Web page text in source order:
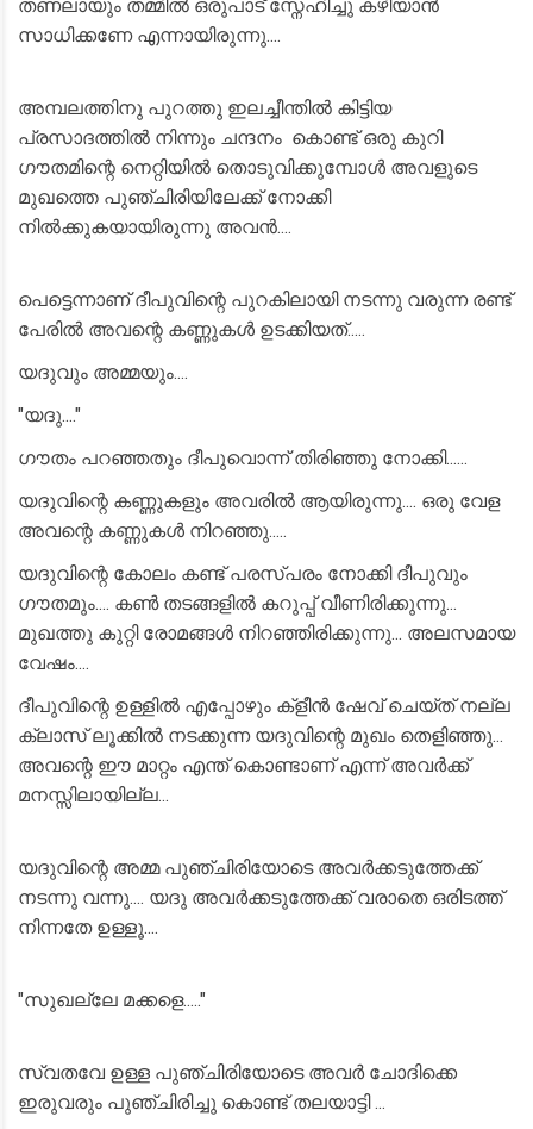
തണലായും തമ്മിൽ ഒരുപാട് സ്നേഹിച്ചു കഴിയാൻ
സാധിക്കണേ എന്നായിരുന്നു....
അമ്പലത്തിനു പുറത്തു ഇലച്ചീന്തിൽ കിട്ടിയ
പ്രസാദത്തിൽ നിന്നും ചന്ദനം കൊണ്ട് ഒരു കുറി
ഗൗതമിന്റെ നെറ്റിയിൽ തൊടുവിക്കുമ്പോൾ അവളുടെ
മുഖത്തെ പുഞ്ചിരിയിലേക്ക് നോക്കി
നിൽക്കുകയായിരുന്നു അവൻ....
പെട്ടെന്നാണ് ദീപുവിന്റെ പുറകിലായി നടന്നു വരുന്ന രണ്ട്
പേരിൽ അവന്റെ കണ്ണുകൾ ഉടക്കിയത്.....
യദുവും അമ്മയും....
"യദു...."
ഗൗതം പറഞ്ഞതും ദീപുവൊന്ന് തിരിഞ്ഞു നോക്കി......
യദുവിന്റെ കണ്ണുകളും അവരിൽ ആയിരുന്നു.... ഒരു വേള
അവന്റെ കണ്ണുകൾ നിറഞ്ഞു.....
യദുവിന്റെ കോലം കണ്ട് പരസ്പരം നോക്കി ദീപുവും
ഗൗതമും.... കൺ തടങ്ങളിൽ കറുപ്പ് വീണിരിക്കുന്നു...
മുഖത്തു കുറ്റി രോമങ്ങൾ നിറഞ്ഞിരിക്കുന്നു... അലസമായ
വേഷം....
ദീപുവിന്റെ ഉള്ളിൽ എപ്പോഴും ക്‌ളീൻ ഷേവ് ചെയ്ത് നല്ല
ക്ലാസ് ലൂക്കിൽ നടക്കുന്ന യദുവിന്റെ മുഖം തെളിഞ്ഞു...
അവന്റെ ഈ മാറ്റം എന്ത് കൊണ്ടാണ് എന്ന് അവർക്ക്
മനസ്സിലായില്ല...
യദുവിന്റെ അമ്മ പുഞ്ചിരിയോടെ അവർക്കടുത്തേക്ക്
നടന്നു വന്നു.... യദു അവർക്കടുത്തേക്ക് വരാതെ ഒരിടത്ത്
നിന്നതേ ഉള്ളൂ....
"സുഖല്ലേ മക്കളെ....."
സ്വതവേ ഉള്ള പുഞ്ചിരിയോടെ അവർ ചോദിക്കെ
ഇരുവരും പുഞ്ചിരിച്ചു കൊണ്ട് തലയാട്ടി ...